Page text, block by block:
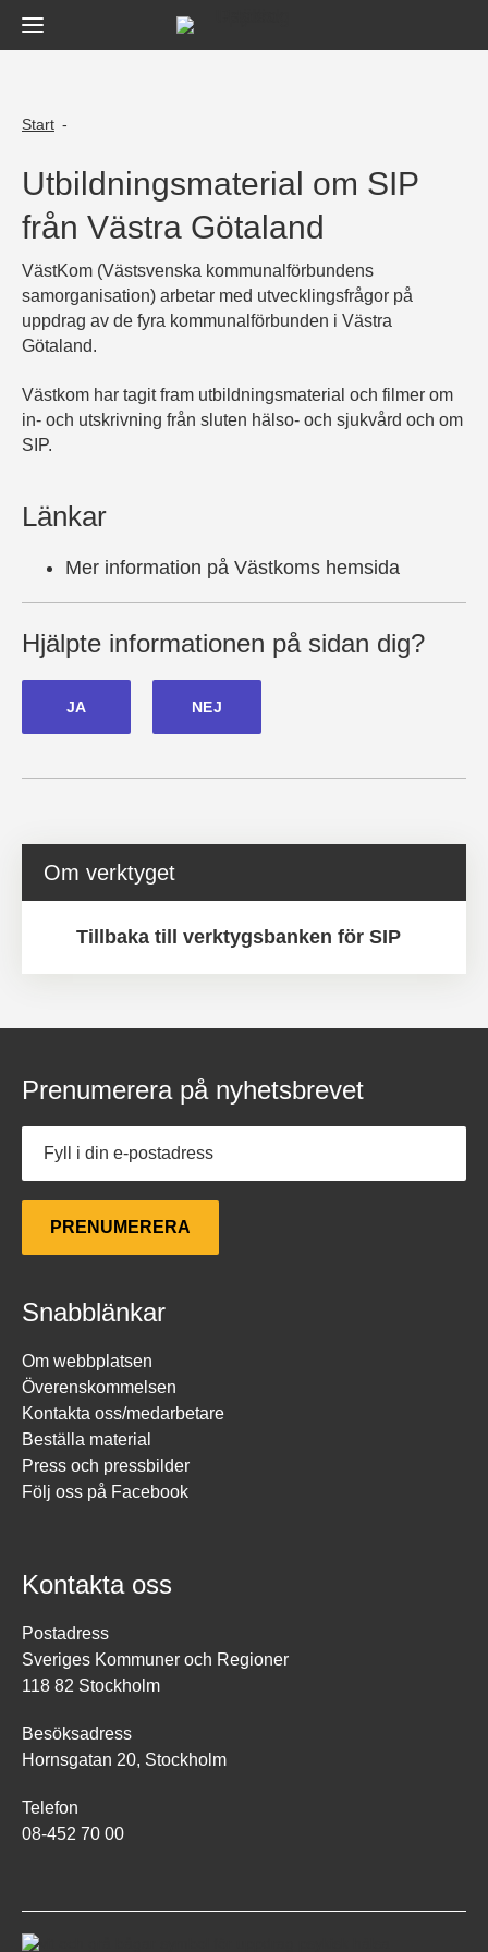
Huvudmeny
Start -
Utbildningsmaterial om SIP
från Västra Götaland
VästKom (Västsvenska kommunalförbundens
samorganisation) arbetar med utvecklingsfrågor på
uppdrag av de fyra kommunalförbunden i Västra
Götaland.
Västkom har tagit fram utbildningsmaterial och filmer om
in- och utskrivning från sluten hälso- och sjukvård och om
SIP.
Länkar
Mer information på Västkoms hemsida
Hjälpte informationen på sidan dig?
JA NEJ
Om verktyget
Tillbaka till verktygsbanken för SIP
Prenumerera på nyhetsbrevet
postadress
Snabblänkar
Om webbplatsen
Överenskommelsen
Kontakta oss/medarbetare
Beställa material
Press och pressbilder
Följ oss på Facebook
Kontakta oss
Postadress
Sveriges Kommuner och Regioner
118 82 Stockholm
Besöksadress
Hornsgatan 20, Stockholm
Telefon
08-452 70 00